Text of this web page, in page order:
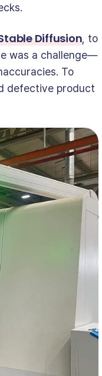
Diffusion , to
was a challenge—
To
defective product